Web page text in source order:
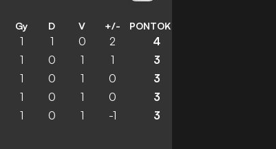
Gy D V +/- PONTOK
1 1 0 2 4
1 0 1 1 3
1 0 1 0 3
1 0 1 0 3
1 0 1 -1 3